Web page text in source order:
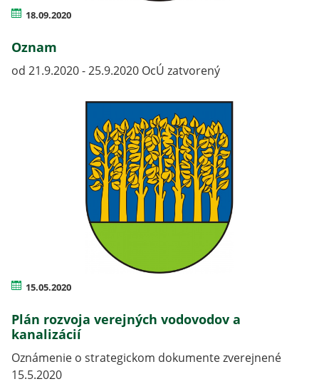
18.09.2020
Oznam
od 21.9.2020 - 25.9.2020 OcÚ zatvorený
15.05.2020
Plán rozvoja verejných vodovodov a
kanalizácií
Oznámenie o strategickom dokumente zverejnené
15.5.2020